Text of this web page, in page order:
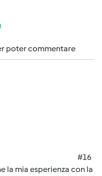
poter commentare
#16
la mia esperienza con la